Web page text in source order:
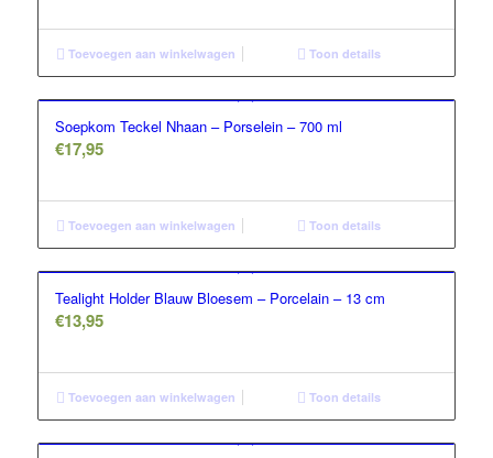
Toevoegen aan winkelwagen Toon details
Soepkom Teckel Nhaan – Porselein – 700 ml
€17,95
Toevoegen aan winkelwagen Toon details
Tealight Holder Blauw Bloesem – Porcelain – 13 cm
€13,95
Toevoegen aan winkelwagen Toon details